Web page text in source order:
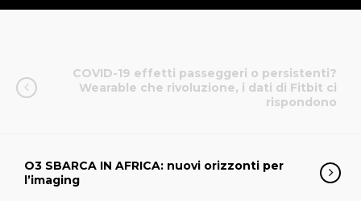
COVID-19 effetti passeggeri o persistenti?
Wearable che rivoluzione, i dati di Fitbit ci
rispondono
O3 SBARCA IN AFRICA: nuovi orizzonti per
l’imaging